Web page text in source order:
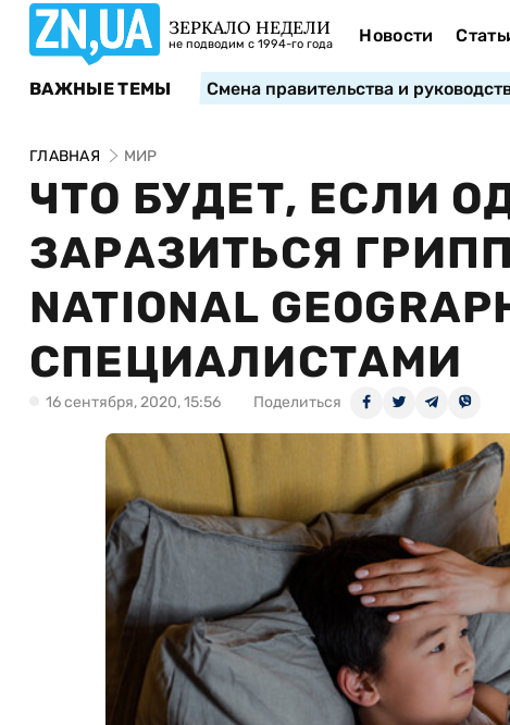
ЗЕРКАЛО НЕДЕЛИ
не подводим с 1994-го года Новости
ВАЖНЫЕ ТЕМЫ Смена правительства и
ГЛАВНАЯ МИР
ЧТО БУДЕТ, ЕСЛИ
ЗАРАЗИТЬСЯ
NATIONAL
СПЕЦИАЛИСТАМИ
16 сентября, 2020, 15:56 Поделиться